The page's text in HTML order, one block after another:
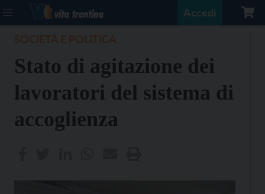
Accedi
Stato di agitazione dei
lavoratori del sistema di
accoglienza